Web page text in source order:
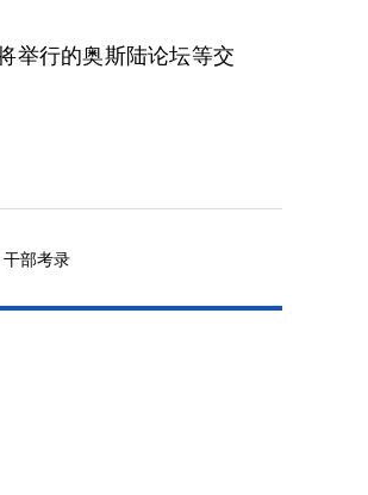
举行的奥斯陆论坛等交
干部考录